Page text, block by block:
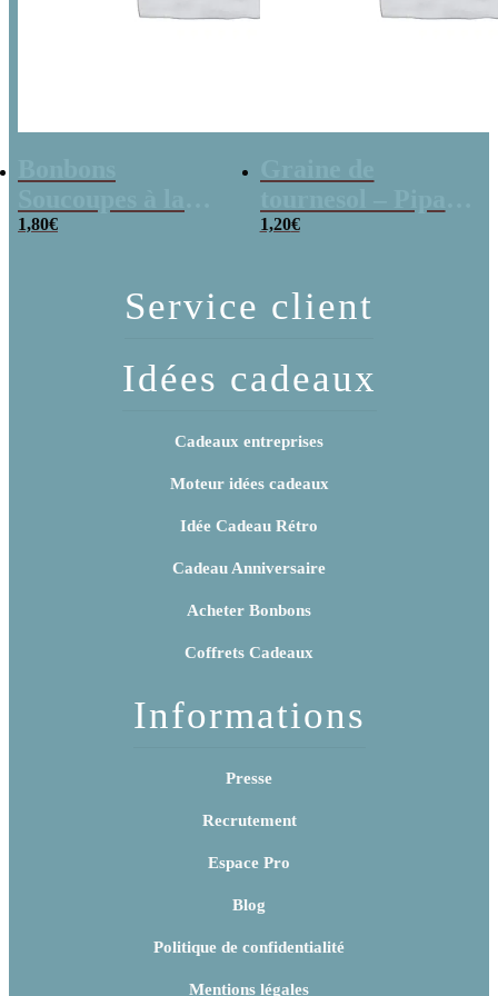
poudre (x20)
1,80€
x 3
1,20€
Service client
Idées cadeaux
Cadeaux entreprises
Moteur idées cadeaux
Idée Cadeau Rétro
Cadeau Anniversaire
Acheter Bonbons
Coffrets Cadeaux
Informations
Presse
Recrutement
Espace Pro
Blog
Politique de confidentialité
Mentions légales